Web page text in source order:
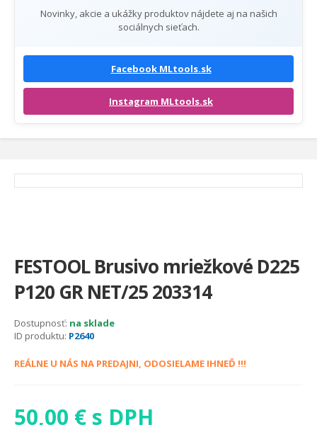
Novinky, akcie a ukážky produktov nájdete aj na našich
sociálnych sieťach.
Facebook MLtools.sk
Instagram MLtools.sk
FESTOOL Brusivo mriežkové D225
P120 GR NET/25 203314
Dostupnosť: na sklade
ID produktu: P2640
REÁLNE U NÁS NA PREDAJNI, ODOSIELAME IHNEĎ !!!
50,00 € s DPH